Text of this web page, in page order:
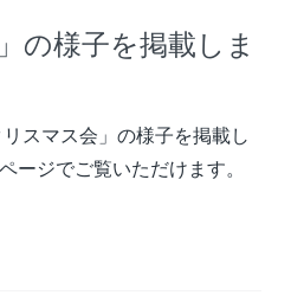
の様子を掲載しま
スマス会」の様子を掲載し
ージでご覧いただけます。